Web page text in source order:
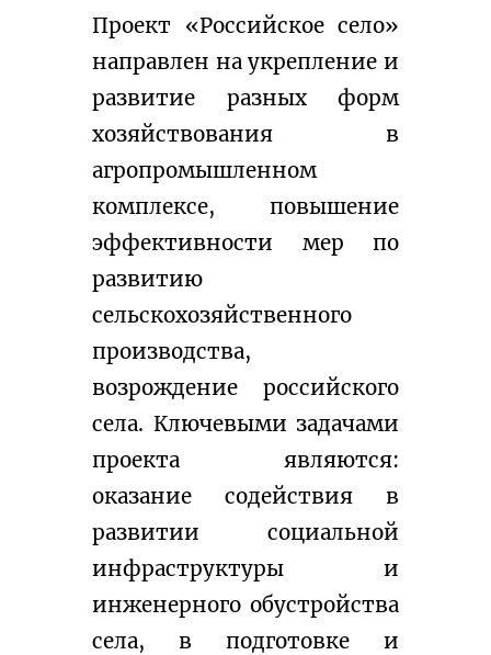
Проект «Российское село»
направлен на укрепление и
развитие разных форм
хозяйствования в
агропромышленном
комплексе, повышение
эффективности мер по
развитию
сельскохозяйственного
производства,
возрождение российского
села. Ключевыми задачами
проекта являются:
оказание содействия в
развитии социальной
инфраструктуры и
инженерного обустройства
села, в подготовке и